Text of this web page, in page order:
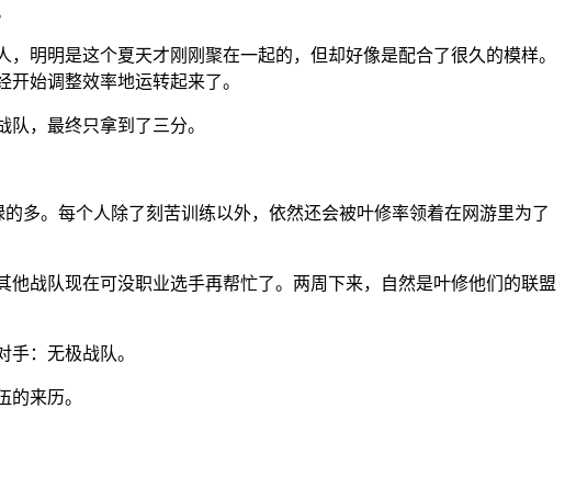
明明是这个夏天才刚刚聚在一起的，但却好像是配合了很久的模样。
始调整效率地运转起来了。
，最终只拿到了三分。
多。每个人除了刻苦训练以外，依然还会被叶修率领着在网游里为了
战队现在可没职业选手再帮忙了。两周下来，自然是叶修他们的联盟
：无极战队。
来历。